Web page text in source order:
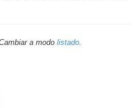
a modo listado.